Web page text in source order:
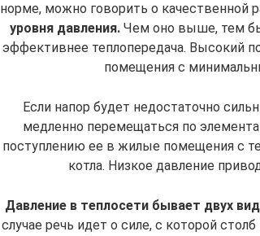
норме, можно говорить о качественной
уровня давления. Чем оно выше, тем
эффективнее теплопередача. Высокий
помещения с
Если напор будет недостаточно
медленно перемещаться по
поступлению ее в жилые помещения с
котла. Низкое давление
Давление в теплосети бывает двух
случае речь идет о силе, с которой